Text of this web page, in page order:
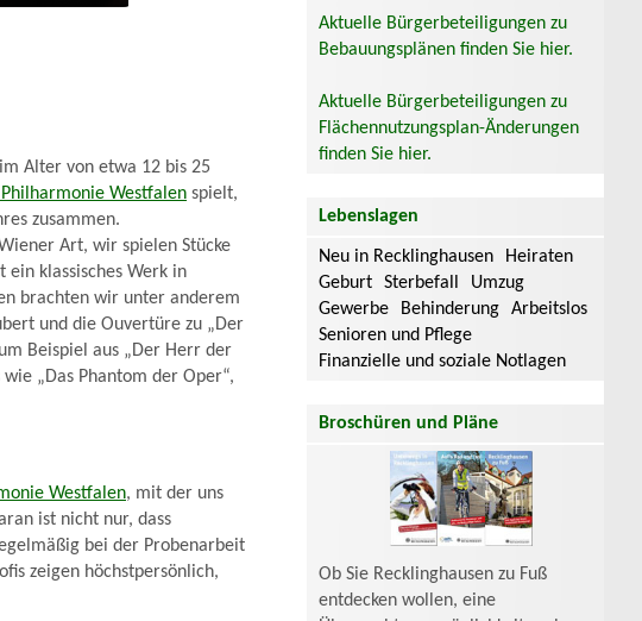
Alter von etwa 12 bis 25
Philharmonie Westfalen spielt,
zusammen.
Art, wir spielen Stücke
klassisches Werk in
brachten wir unter anderem
und die Ouvertüre zu „Der
Beispiel aus „Der Herr der
„Das Phantom der Oper“,
Westfalen, mit der uns
ist nicht nur, dass
bei der Probenarbeit
zeigen höchstpersönlich,
Aktuelle Bürgerbeteiligungen zu
Bebauungsplänen finden Sie hier.
Aktuelle Bürgerbeteiligungen zu
Flächennutzungsplan-Änderungen
finden Sie hier.
Lebenslagen
Neu in Recklinghausen
Heiraten
Geburt
Sterbefall
Umzug
Gewerbe
Behinderung
Arbeitslos
Senioren und Pflege
Finanzielle und soziale Notlagen
Broschüren und Pläne
Ob Sie Recklinghausen zu Fuß
entdecken wollen, eine